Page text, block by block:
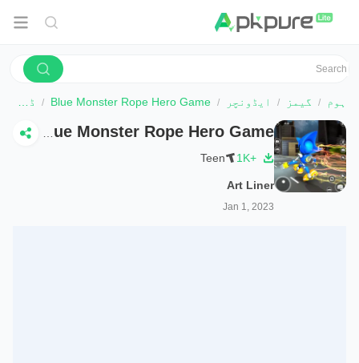
ہوم گیمز ایڈونچر Blue Monster Rope Hero Game ڈاؤن لوڈ کریں
1K+
Teen
Art Liner
Jan 1, 2023